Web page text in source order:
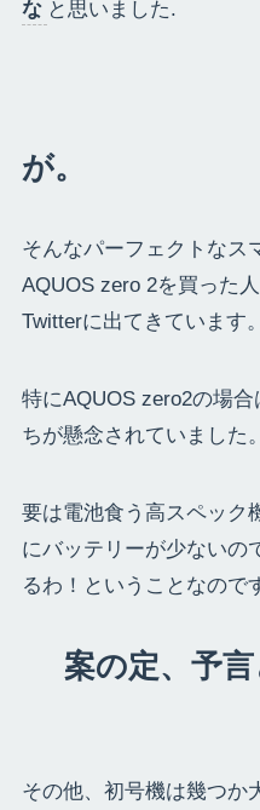
な と思いました.
が。
そんなパーフェクトなス
AQUOS zero 2を買った
Twitterに出てきています。
特にAQUOS zero2の場
ちが懸念されていました。
要は電池食う高スペック
にバッテリーが少ないの
るわ！ということなので
案の定、予
その他、初号機は幾つか